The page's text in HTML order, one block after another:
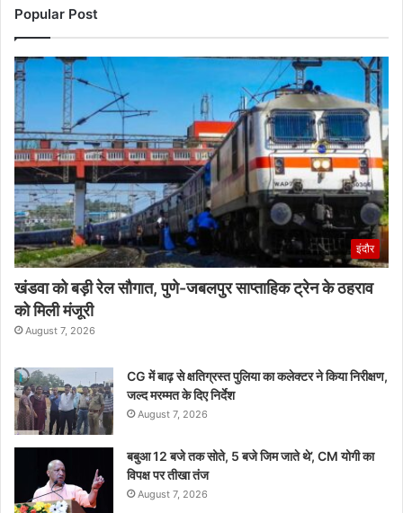
Popular Post
इंदौर
खंडवा को बड़ी रेल सौगात, पुणे-जबलपुर साप्ताहिक ट्रेन के ठहराव
को मिली मंजूरी
August 7, 2026
CG में बाढ़ से क्षतिग्रस्त पुलिया का कलेक्टर ने किया निरीक्षण,
जल्द मरम्मत के दिए निर्देश
August 7, 2026
बबुआ 12 बजे तक सोते, 5 बजे जिम जाते थे’, CM योगी का
विपक्ष पर तीखा तंज
August 7, 2026